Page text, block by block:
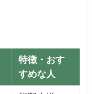
特徴・おす
すめな人